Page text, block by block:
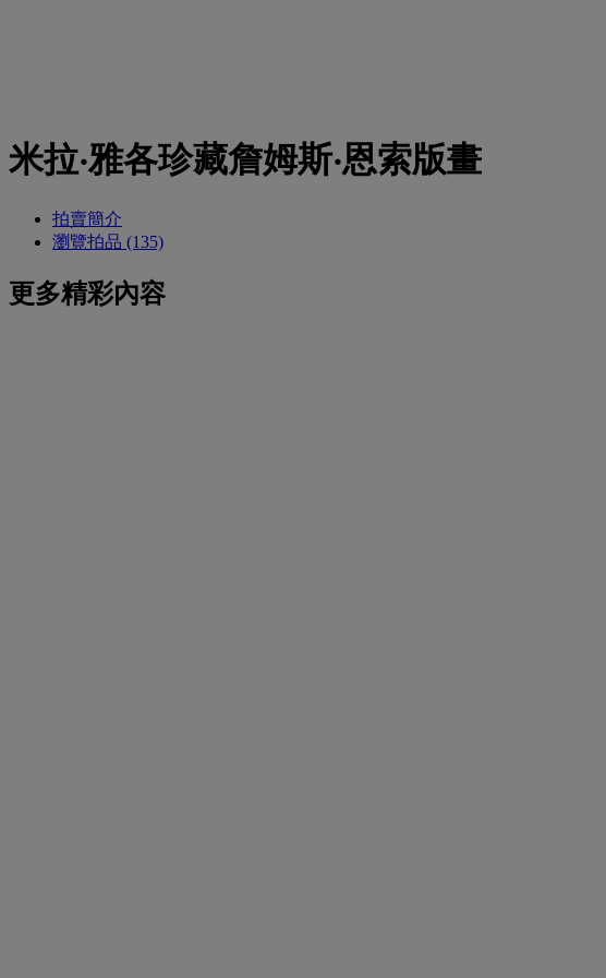
米拉‧雅各珍藏詹姆斯‧恩索版畫
拍賣簡介
瀏覽拍品 (135)
更多精彩內容